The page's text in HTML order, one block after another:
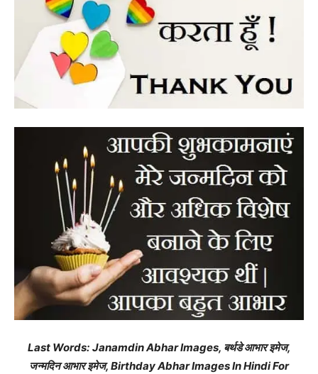
Last Words: Janamdin Abhar Images, बर्थडे आभार इमेज,
जन्मदिन आभार इमेज, Birthday Abhar Images In Hindi For